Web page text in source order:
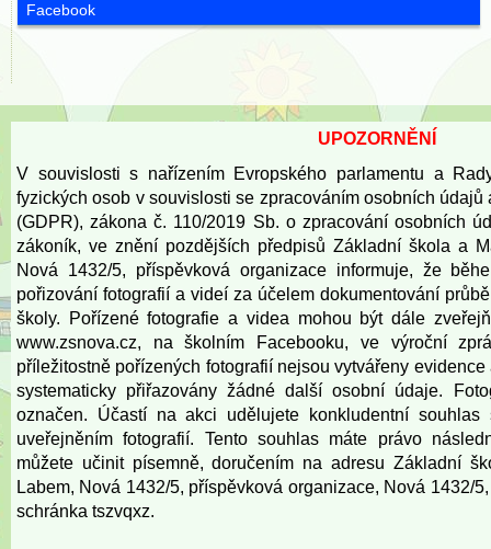
Facebook
UPOZORNĚNÍ
V souvislosti s nařízením Evropského parlamentu a
fyzických osob v souvislosti se zpracováním osobních
(GDPR), zákona č. 110/2019 Sb. o zpracování osobních
zákoník, ve znění pozdějších předpisů Základní škola a
Nová 1432/5, příspěvková organizace informuje, že
pořizování fotografií a videí za účelem dokumentování
školy. Pořízené fotografie a videa mohou být dále
www.zsnova.cz, na školním Facebooku, ve výroční
příležitostně pořízených fotografií nejsou vytvářeny
systematicky přiřazovány žádné další osobní údaje.
označen. Účastí na akci udělujete konkludentní souhlas
uveřejněním fotografií. Tento souhlas máte právo
můžete učinit písemně, doručením na adresu Základní
Labem, Nová 1432/5, příspěvková organizace, Nová 1432/
schránka tszvqxz.